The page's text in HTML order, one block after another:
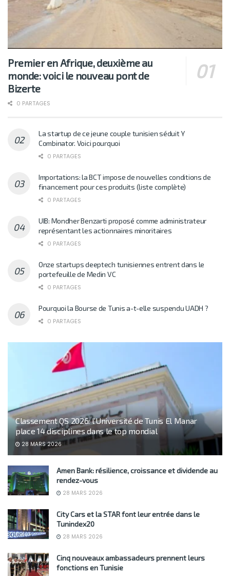
Premier en Afrique, deuxième au
monde: voici le nouveau pont de
Bizerte
0 PARTAGES
La startup de ce jeune couple tunisien séduit Y
Combinator. Voici pourquoi
0 PARTAGES
Importations: la BCT impose de nouvelles conditions de
financement pour ces produits (liste complète)
0 PARTAGES
UIB: Mondher Benzarti proposé comme administrateur
représentant les actionnaires minoritaires
0 PARTAGES
Onze startups deeptech tunisiennes entrent dans le
portefeuille de Medin VC
0 PARTAGES
Pourquoi la Bourse de Tunis a-t-elle suspendu UADH ?
0 PARTAGES
Classement QS 2026: l’Université de Tunis El Manar
place 14 disciplines dans le top mondial
28 MARS 2026
Amen Bank: résilience, croissance et dividende au
rendez-vous
28 MARS 2026
City Cars et la STAR font leur entrée dans le
Tunindex20
28 MARS 2026
Cinq nouveaux ambassadeurs prennent leurs
fonctions en Tunisie